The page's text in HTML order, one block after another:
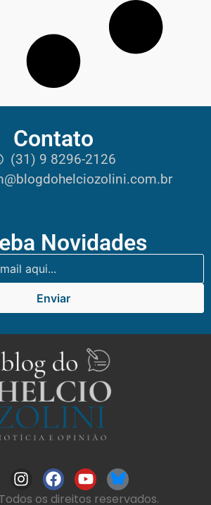
Contato
(31) 9 8296-2126
Novidades
Enviar
os direitos reservados.